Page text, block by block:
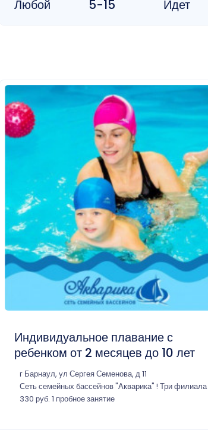
Любой 5-15 Идет
Индивидуальное плавание с
ребенком от 2 месяцев до 10 лет
г Барнаул, ул Сергея Семенова, д 11
Сеть семейных бассейнов "Акварика" ! Три филиала
330 руб. 1 пробное занятие